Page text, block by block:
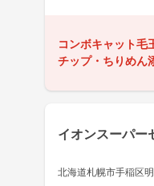
コンボキャット毛
チップ・ちりめん
イオンスーパー
北海道札幌市手稲区